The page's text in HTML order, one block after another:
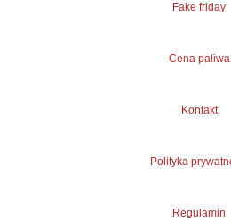
Fake friday
Cena paliwa
Kontakt
Polityka
Regulamin